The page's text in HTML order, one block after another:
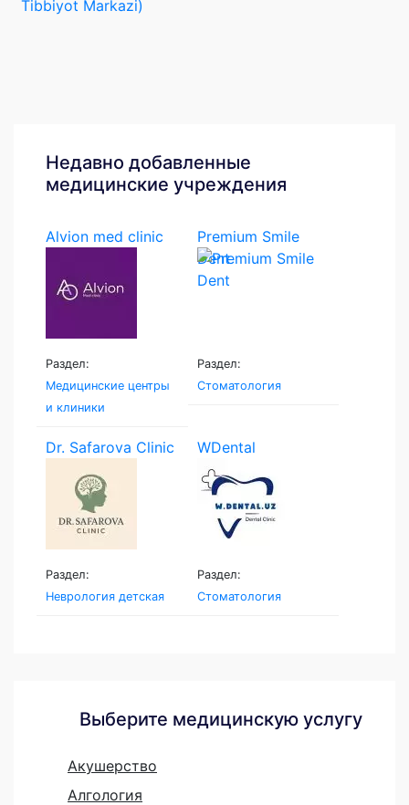
Tibbiyot Markazi)
Недавно добавленные
медицинские учреждения
Alvion med clinic
Раздел:
Медицинские центры
и клиники
Premium Smile
Dent
Раздел:
Стоматология
Dr. Safarova Clinic
Раздел:
Неврология детская
WDental
Раздел:
Стоматология
Выберите медицинскую услугу
Акушерство
Алгология